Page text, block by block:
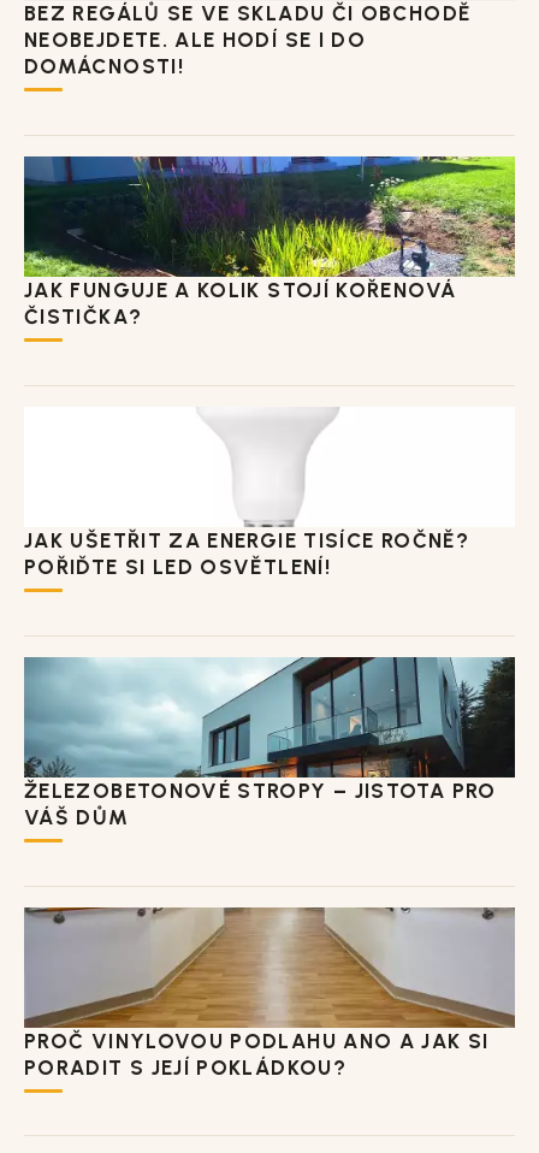
BEZ REGÁLŮ SE VE SKLADU ČI OBCHODĚ
NEOBEJDETE. ALE HODÍ SE I DO
DOMÁCNOSTI!
JAK FUNGUJE A KOLIK STOJÍ KOŘENOVÁ
ČISTIČKA?
JAK UŠETŘIT ZA ENERGIE TISÍCE ROČNĚ?
POŘIĎTE SI LED OSVĚTLENÍ!
ŽELEZOBETONOVÉ STROPY – JISTOTA PRO
VÁŠ DŮM
PROČ VINYLOVOU PODLAHU ANO A JAK SI
PORADIT S JEJÍ POKLÁDKOU?